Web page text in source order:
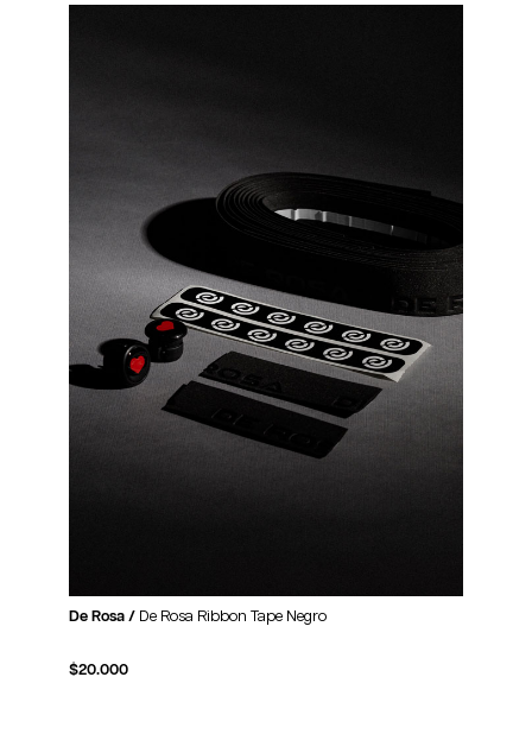
De Rosa / De Rosa Ribbon Tape Negro
$20.000